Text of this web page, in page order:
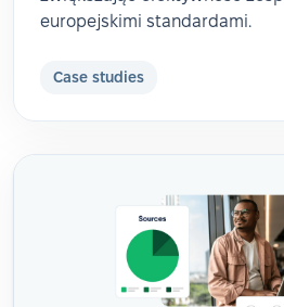
europejskimi standardami.
Case studies